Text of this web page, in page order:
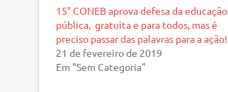
15° CONEB aprova defesa da educação
pública, gratuita e para todos, mas é
preciso passar das palavras para a ação!
21 de fevereiro de 2019
Em "Sem Categoria"